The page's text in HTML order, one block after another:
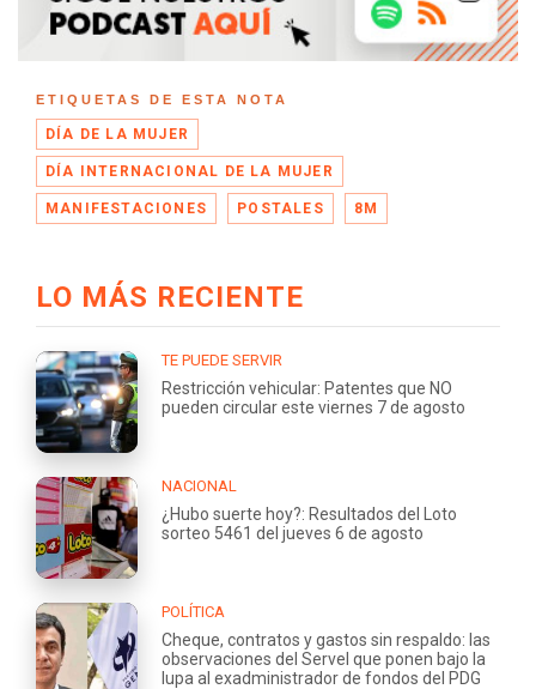
ETIQUETAS DE ESTA NOTA
DÍA DE LA MUJER
DÍA INTERNACIONAL DE LA MUJER
MANIFESTACIONES POSTALES 8M
LO MÁS RECIENTE
TE PUEDE SERVIR
Restricción vehicular: Patentes que NO
pueden circular este viernes 7 de agosto
NACIONAL
¿Hubo suerte hoy?: Resultados del Loto
sorteo 5461 del jueves 6 de agosto
POLÍTICA
Cheque, contratos y gastos sin respaldo: las
observaciones del Servel que ponen bajo la
lupa al exadministrador de fondos del PDG